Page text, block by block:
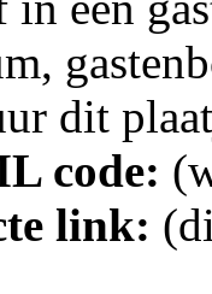
dit
code:
link: